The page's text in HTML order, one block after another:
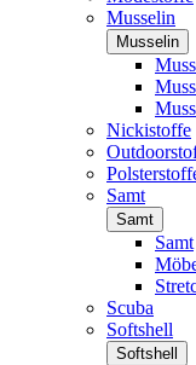
Musselin
Musselin
Nickistoffe
Samt
Samt
Samt
Scuba
Softshell
Softshell